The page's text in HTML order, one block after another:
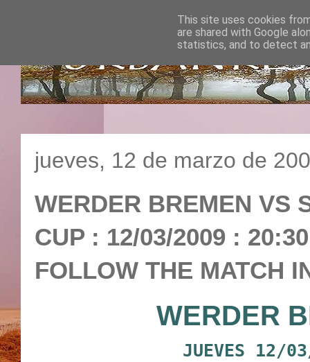
jueves, 12 de marzo de
WERDER BREMEN VS
CUP : 12/03/2009 :
FOLLOW THE MATCH
WERDER
JUEVES 12/
This site uses cookies
are shared with Google
statistics, and to detect